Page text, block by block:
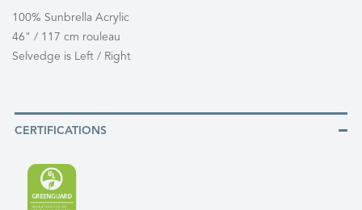
100% Sunbrella Acrylic
46" / 117 cm rouleau
Selvedge is Left / Right
CERTIFICATIONS